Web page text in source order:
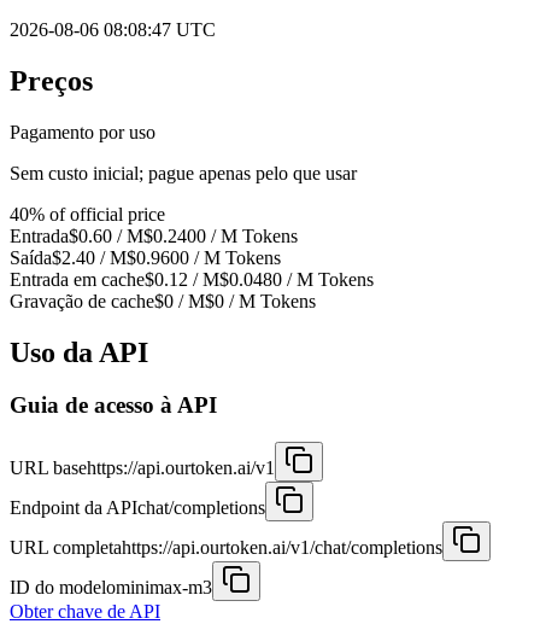
2026-08-06 08:08:47 UTC
Preços
Pagamento por uso
Sem custo inicial; pague apenas pelo que usar
40% of official price
Entrada$0.60 / M$0.2400 / M Tokens
Saída$2.40 / M$0.9600 / M Tokens
Entrada em cache$0.12 / M$0.0480 / M Tokens
Gravação de cache$0 / M$0 / M Tokens
Uso da API
Guia de acesso à API
URL basehttps://api.ourtoken.ai/v1
Endpoint da APIchat/completions
URL completahttps://api.ourtoken.ai/v1/chat/completions
ID do modelominimax-m3
Obter chave de API